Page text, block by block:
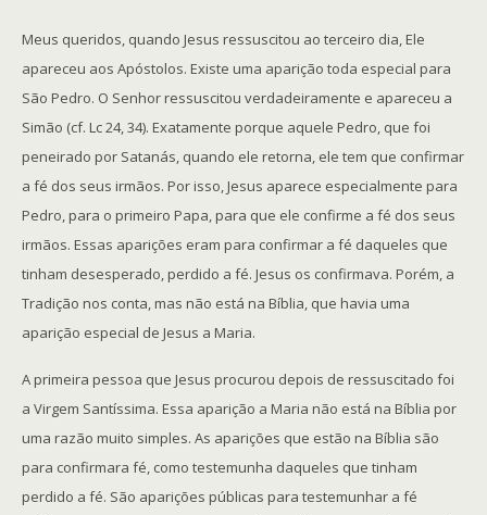
Meus queridos, quando Jesus ressuscitou ao terceiro dia, Ele
apareceu aos Apóstolos. Existe uma aparição toda especial para
São Pedro. O Senhor ressuscitou verdadeiramente e apareceu a
Simão (cf. Lc 24, 34). Exatamente porque aquele Pedro, que foi
peneirado por Satanás, quando ele retorna, ele tem que confirmar
a fé dos seus irmãos. Por isso, Jesus aparece especialmente para
Pedro, para o primeiro Papa, para que ele confirme a fé dos seus
irmãos. Essas aparições eram para confirmar a fé daqueles que
tinham desesperado, perdido a fé. Jesus os confirmava. Porém, a
Tradição nos conta, mas não está na Bíblia, que havia uma
aparição especial de Jesus a Maria.
A primeira pessoa que Jesus procurou depois de ressuscitado foi
a Virgem Santíssima. Essa aparição a Maria não está na Bíblia por
uma razão muito simples. As aparições que estão na Bíblia são
para confirmara fé, como testemunha daqueles que tinham
perdido a fé. São aparições públicas para testemunhar a fé